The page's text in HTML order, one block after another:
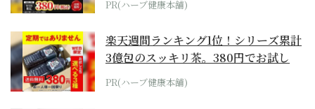
PR(ハーブ健康本舗)
楽天週間ランキング1位！シリーズ累計
3億包のスッキリ茶。380円でお試し
PR(ハーブ健康本舗)